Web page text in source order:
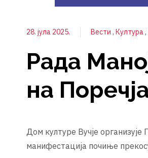
28. јула 2025. Вести Култура
Рада
на
Дом културе Вучје
манифестација почиње